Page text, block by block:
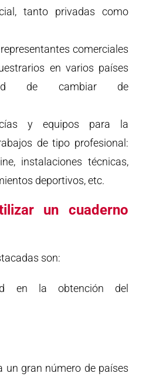
tanto privadas como
comerciales
en varios países
de cambiar de
y equipos para la
de tipo profesional:
instalaciones técnicas,
deportivos, etc.
un cuaderno
son:
en la obtención del
un gran número de países